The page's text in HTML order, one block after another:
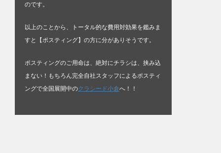
のです。
以上のことから、トータル的な費用対効果を鑑みま
すと【ポスティング】の方に分がありそうです。
ポスティングのご用命は、絶対にチラシは、挟み込
まない！もちろん完全自社スタッフによるポスティ
ングで全国展開中のクラシード小倉へ！！